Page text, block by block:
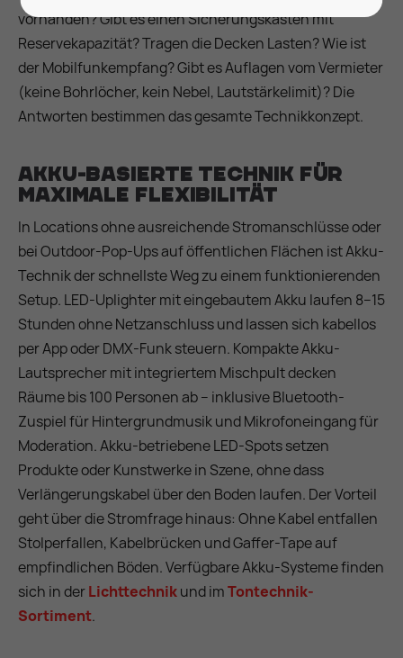
vorhanden? Gibt es einen Sicherungskasten mit
Reservekapazität? Tragen die Decken Lasten? Wie ist
der Mobilfunkempfang? Gibt es Auflagen vom Vermieter
(keine Bohrlöcher, kein Nebel, Lautstärkelimit)? Die
Antworten bestimmen das gesamte Technikkonzept.
Akku-basierte Technik für
maximale Flexibilität
In Locations ohne ausreichende Stromanschlüsse oder
bei Outdoor-Pop-Ups auf öffentlichen Flächen ist Akku-
Technik der schnellste Weg zu einem funktionierenden
Setup. LED-Uplighter mit eingebautem Akku laufen 8–15
Stunden ohne Netzanschluss und lassen sich kabellos
per App oder DMX-Funk steuern. Kompakte Akku-
Lautsprecher mit integriertem Mischpult decken
Räume bis 100 Personen ab – inklusive Bluetooth-
Zuspiel für Hintergrundmusik und Mikrofoneingang für
Moderation. Akku-betriebene LED-Spots setzen
Produkte oder Kunstwerke in Szene, ohne dass
Verlängerungskabel über den Boden laufen. Der Vorteil
geht über die Stromfrage hinaus: Ohne Kabel entfallen
Stolperfallen, Kabelbrücken und Gaffer-Tape auf
empfindlichen Böden. Verfügbare Akku-Systeme finden
sich in derLichttechnikund imTontechnik-
Sortiment.